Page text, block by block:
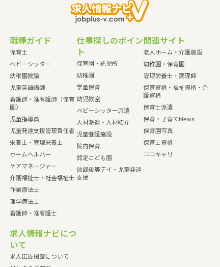
職種ガイド
保育士
ベビーシッター
幼稚園教諭
児童英語講師
看護師・准看護師（保育
園）
児童指導員
児童発達支援管理責任者
栄養士・管理栄養士
ホームヘルパー
ケアマネージャー
介護福祉士・社会福祉士
作業療法士
理学療法士
看護師・准看護士
仕事探しのポイン
ト
保育園・託児所
幼稚園
学童保育
幼児教室
ベビーシッター派遣
人材派遣・人材紹介
児童養護施設
院内保育
認定こども園
放課後等デイ・児童発達
支援
関連サイト
老人ホーム・介護施設
幼稚園・保育園
管理栄養士・調理師
保育資格・福祉資格・介
護資格
保育士派遣
保育・子育てNews
保育園写真
保育士資格
ココキャリ
求人情報ナビにつ
いて
求人広告掲載について